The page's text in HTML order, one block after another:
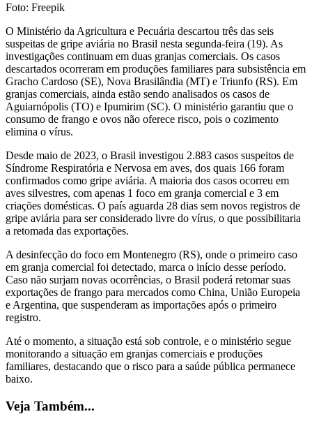
Foto: Freepik
O Ministério da Agricultura e Pecuária descartou três das seis
suspeitas de gripe aviária no Brasil nesta segunda-feira (19). As
investigações continuam em duas granjas comerciais. Os casos
descartados ocorreram em produções familiares para subsistência em
Gracho Cardoso (SE), Nova Brasilândia (MT) e Triunfo (RS). Em
granjas comerciais, ainda estão sendo analisados os casos de
Aguiarnópolis (TO) e Ipumirim (SC). O ministério garantiu que o
consumo de frango e ovos não oferece risco, pois o cozimento
elimina o vírus.
Desde maio de 2023, o Brasil investigou 2.883 casos suspeitos de
Síndrome Respiratória e Nervosa em aves, dos quais 166 foram
confirmados como gripe aviária. A maioria dos casos ocorreu em
aves silvestres, com apenas 1 foco em granja comercial e 3 em
criações domésticas. O país aguarda 28 dias sem novos registros de
gripe aviária para ser considerado livre do vírus, o que possibilitaria
a retomada das exportações.
A desinfecção do foco em Montenegro (RS), onde o primeiro caso
em granja comercial foi detectado, marca o início desse período.
Caso não surjam novas ocorrências, o Brasil poderá retomar suas
exportações de frango para mercados como China, União Europeia
e Argentina, que suspenderam as importações após o primeiro
registro.
Até o momento, a situação está sob controle, e o ministério segue
monitorando a situação em granjas comerciais e produções
familiares, destacando que o risco para a saúde pública permanece
baixo.
Veja Também...